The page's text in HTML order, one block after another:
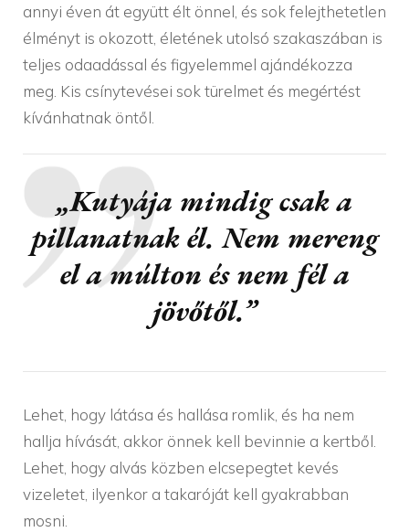
annyi éven át együtt élt önnel, és sok felejthetetlen
élményt is okozott, életének utolsó szakaszában is
teljes odaadással és figyelemmel ajándékozza
meg. Kis csínytevései sok türelmet és megértést
kívánhatnak öntől.
„Kutyája mindig csak a
pillanatnak él. Nem mereng
el a múlton és nem fél a
jövőtől.”
Lehet, hogy látása és hallása romlik, és ha nem
hallja hívását, akkor önnek kell bevinnie a kertből.
Lehet, hogy alvás közben elcsepegtet kevés
vizeletet, ilyenkor a takaróját kell gyakrabban
mosni.